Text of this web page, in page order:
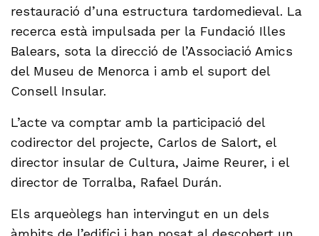
restauració d’una estructura tardomedieval. La
recerca està impulsada per la Fundació Illes
Balears, sota la direcció de l’Associació Amics
del Museu de Menorca i amb el suport del
Consell Insular.
L’acte va comptar amb la participació del
codirector del projecte, Carlos de Salort, el
director insular de Cultura, Jaime Reurer, i el
director de Torralba, Rafael Durán.
Els arqueòlegs han intervingut en un dels